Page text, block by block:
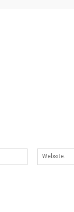
Email:*